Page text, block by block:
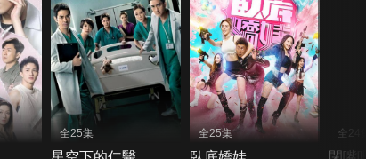
全25集 全25集 全24